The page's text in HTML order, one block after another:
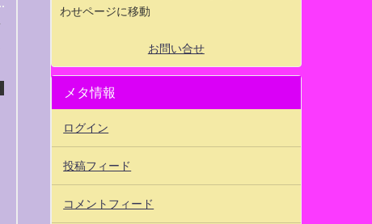
わせページに移動
お問い合せ
メタ情報
ログイン
投稿フィード
コメントフィード